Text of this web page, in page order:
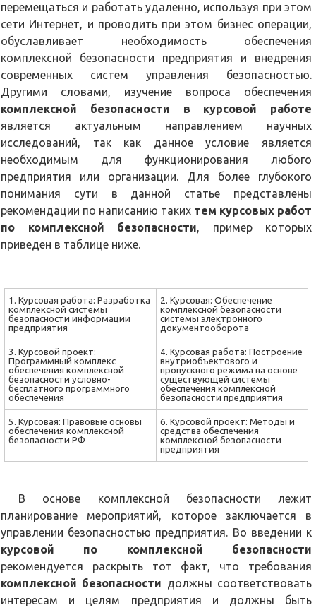
перемещаться и работать удаленно, используя при этом
сети Интернет, и проводить при этом бизнес операции,
обуславливает необходимость обеспечения
комплексной безопасности предприятия и внедрения
современных систем управления безопасностью.
Другими словами, изучение вопроса обеспечения
комплексной безопасности в курсовой работе
является актуальным направлением научных
исследований, так как данное условие является
необходимым для функционирования любого
предприятия или организации. Для более глубокого
понимания сути в данной статье представлены
рекомендации по написанию таких тем курсовых работ
по комплексной безопасности, пример которых
приведен в таблице ниже.
1. Курсовая работа: Разработка
комплексной системы
безопасности информации
предприятия
2. Курсовая: Обеспечение
комплексной безопасности
системы электронного
документооборота
3. Курсовой проект:
Программный комплекс
обеспечения комплексной
безопасности условно-
бесплатного программного
обеспечения
4. Курсовая работа: Построение
внутриобъектового и
пропускного режима на основе
существующей системы
обеспечения комплексной
безопасности предприятия
5. Курсовая: Правовые основы
обеспечения комплексной
безопасности РФ
6. Курсовой проект: Методы и
средства обеспечения
комплексной безопасности
предприятия
В основе комплексной безопасности лежит
планирование мероприятий, которое заключается в
управлении безопасностью предприятия. Во введении к
курсовой по комплексной безопасности
рекомендуется раскрыть тот факт, что требования
комплексной безопасности должны соответствовать
интересам и целям предприятия и должны быть